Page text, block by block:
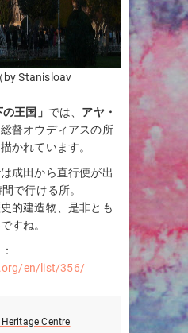
by Stanisloav
王国」 では、 アヤ・
督オウディアスの所
かれています。
成田から直行便が出
で行ける所。
的建造物、是非とも
すね。
en/list/356/
Centre